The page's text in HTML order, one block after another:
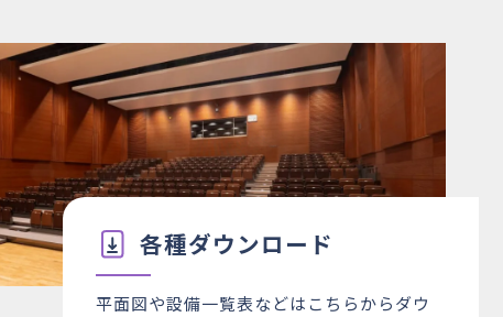
各種ダウンロード
平面図や設備一覧表などはこちらからダウ